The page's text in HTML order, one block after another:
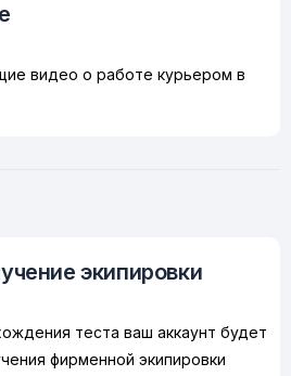
видео о работе курьером в
экипировки
теста ваш аккаунт будет
фирменной экипировки